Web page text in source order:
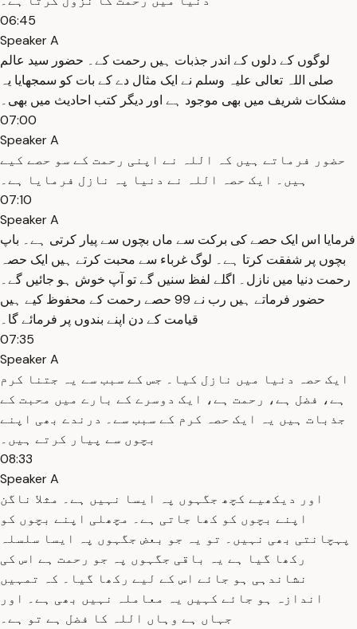
06:45
Speaker A
لوگوں کے دلوں کے اندر جذبات ہیں رحمت کے۔ حضور سید عالم
صلی اللہ تعالی علیہ وسلم نے ایک مثال دے کے بات کو سمجھایا یہ
مشکات شریف میں بھی موجود ہے اور دیگر کتب احادیث میں بھی۔
07:00
Speaker A
حضور فرماتے ہیں کہ اللہ نے اپنی رحمت کے سو حصے کیے
ہیں۔ ایک حصہ اللہ نے دنیا پہ نازل فرمایا ہے۔
07:10
Speaker A
فرمایا اس ایک حصے کی برکت سے ماں بچوں سے پیار کرتی ہے۔ باپ
بچوں پر شفقت کرتا ہے۔ لوگ غرباء سے محبت کرتے ہیں ایک حصہ
رحمت دنیا میں نازل۔ اگلے لفظ سنیں گے تو آپ خوش ہو جائیں گے۔
حضور فرماتے ہیں رب نے 99 حصے رحمت کے محفوظ کیے ہیں
قیامت کے دن اپنے بندوں پر فرمائے گا۔
07:35
Speaker A
ایک حصہ دنیا میں نازل کیا۔ جس کے سبب سے یہ جتنا کرم
ہے، فضل ہے، رحمت ہے، ایک دوسرے کے بارے میں محبت کے
جذبات ہیں یہ ایک حصہ کرم کے سبب سے۔ درندے بھی اپنے
بچوں سے پیار کرتے ہیں۔
08:33
Speaker A
اور دیکھیے کچھ جگہوں پہ ایسا نہیں ہے۔ مثلا ناگن
اپنے بچوں کو کھا جاتی ہے۔ مچھلی اپنے بچوں کو
پہچانتی بھی نہیں۔ تو یہ جو بعض جگہوں پہ ایسا سلسلہ
رکھا گیا ہے یہ باقی جگہوں پہ جو رحمت ہے اس کی
نشاندہی ہو جائے اس کے لیے رکھا گیا۔ کہ تمہیں
اندازہ ہو جائے کہیں یہ معاملہ نہیں بھی ہے۔ اور
جہاں ہے وہاں اللہ کا فضل ہے تو ہے۔